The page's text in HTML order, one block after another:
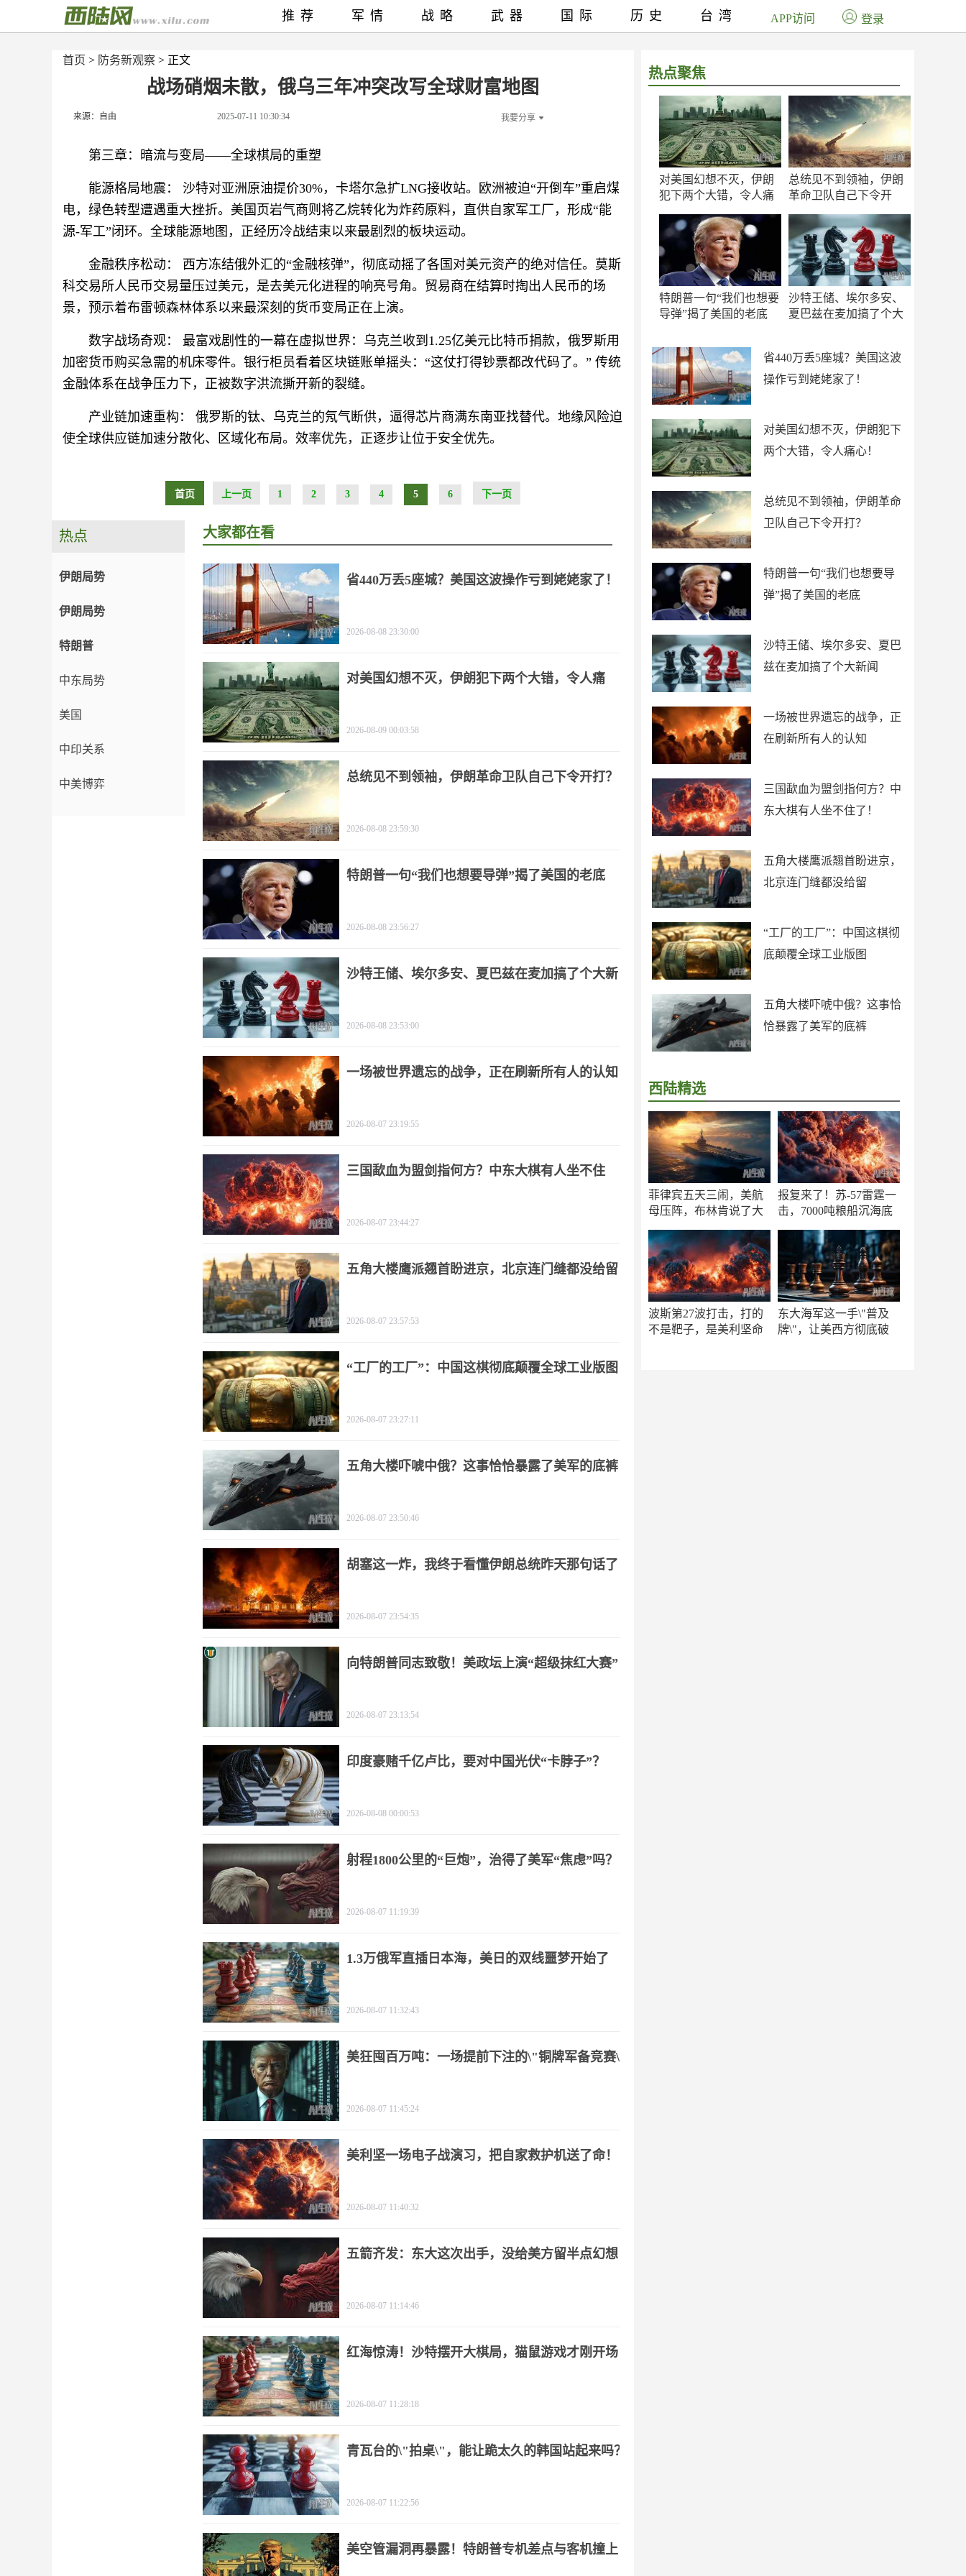
首页 > 防务新观察 > 正文
战场硝烟未散，俄乌三年冲突改写全球财富地图
来源：自由 2025-07-11 10:30:34 我要分享
第三章：暗流与变局——全球棋局的重塑
能源格局地震： 沙特对亚洲原油提价30%，卡塔尔急扩LNG接收站。欧洲被迫“开倒车”重启煤
电，绿色转型遭遇重大挫折。美国页岩气商则将乙烷转化为炸药原料，直供自家军工厂，形成“能
源-军工”闭环。全球能源地图，正经历冷战结束以来最剧烈的板块运动。
金融秩序松动： 西方冻结俄外汇的“金融核弹”，彻底动摇了各国对美元资产的绝对信任。莫斯
科交易所人民币交易量压过美元，是去美元化进程的响亮号角。贸易商在结算时掏出人民币的场
景，预示着布雷顿森林体系以来最深刻的货币变局正在上演。
数字战场奇观： 最富戏剧性的一幕在虚拟世界：乌克兰收到1.25亿美元比特币捐款，俄罗斯用
加密货币购买急需的机床零件。银行柜员看着区块链账单摇头：“这仗打得钞票都改代码了。” 传统
金融体系在战争压力下，正被数字洪流撕开新的裂缝。
产业链加速重构： 俄罗斯的钛、乌克兰的氖气断供，逼得芯片商满东南亚找替代。地缘风险迫
使全球供应链加速分散化、区域化布局。效率优先，正逐步让位于安全优先。
首页 上一页 1 2 3 4 5 6 下一页
热点聚焦
对美国幻想不灭，伊朗
犯下两个大错，令人痛
总统见不到领袖，伊朗
革命卫队自己下令开
特朗普一句“我们也想要
导弹”揭了美国的老底
沙特王储、埃尔多安、
夏巴兹在麦加搞了个大
省440万丢5座城？美国这波
操作亏到姥姥家了！
对美国幻想不灭，伊朗犯下
两个大错，令人痛心！
总统见不到领袖，伊朗革命
卫队自己下令开打？
特朗普一句“我们也想要导
弹”揭了美国的老底
沙特王储、埃尔多安、夏巴
兹在麦加搞了个大新闻
一场被世界遗忘的战争，正
在刷新所有人的认知
三国歃血为盟剑指何方？中
东大棋有人坐不住了！
五角大楼鹰派翘首盼进京，
北京连门缝都没给留
“工厂的工厂”：中国这棋彻
底颠覆全球工业版图
五角大楼吓唬中俄？这事恰
恰暴露了美军的底裤
西陆精选
菲律宾五天三闹，美航
母压阵，布林肯说了大
报复来了！苏-57雷霆一
击，7000吨粮船沉海底
波斯第27波打击，打的
不是靶子，是美利坚命
东大海军这一手\"普及
牌\"，让美西方彻底破
推荐 军情 战略 武器 国际 历史 台湾 APP访问 登录
热点
伊朗局势
伊朗局势
特朗普
中东局势
美国
中印关系
中美博弈
大家都在看
省440万丢5座城？美国这波操作亏到姥姥家了！
2026-08-08 23:30:00
对美国幻想不灭，伊朗犯下两个大错，令人痛
2026-08-09 00:03:58
总统见不到领袖，伊朗革命卫队自己下令开打？
2026-08-08 23:59:30
特朗普一句“我们也想要导弹”揭了美国的老底
2026-08-08 23:56:27
沙特王储、埃尔多安、夏巴兹在麦加搞了个大新
2026-08-08 23:53:00
一场被世界遗忘的战争，正在刷新所有人的认知
2026-08-07 23:19:55
三国歃血为盟剑指何方？中东大棋有人坐不住
2026-08-07 23:44:27
五角大楼鹰派翘首盼进京，北京连门缝都没给留
2026-08-07 23:57:53
“工厂的工厂”：中国这棋彻底颠覆全球工业版图
2026-08-07 23:27:11
五角大楼吓唬中俄？这事恰恰暴露了美军的底裤
2026-08-07 23:50:46
胡塞这一炸，我终于看懂伊朗总统昨天那句话了
2026-08-07 23:54:35
向特朗普同志致敬！美政坛上演“超级抹红大赛”
2026-08-07 23:13:54
印度豪赌千亿卢比，要对中国光伏“卡脖子”？
2026-08-08 00:00:53
射程1800公里的“巨炮”，治得了美军“焦虑”吗？
2026-08-07 11:19:39
1.3万俄军直插日本海，美日的双线噩梦开始了
2026-08-07 11:32:43
美狂囤百万吨：一场提前下注的\"铜牌军备竞赛\"
2026-08-07 11:45:24
美利坚一场电子战演习，把自家救护机送了命！
2026-08-07 11:40:32
五箭齐发：东大这次出手，没给美方留半点幻想
2026-08-07 11:14:46
红海惊涛！沙特摆开大棋局，猫鼠游戏才刚开场
2026-08-07 11:28:18
青瓦台的\"拍桌\"，能让跪太久的韩国站起来吗？
2026-08-07 11:22:56
美空管漏洞再暴露！特朗普专机差点与客机撞上